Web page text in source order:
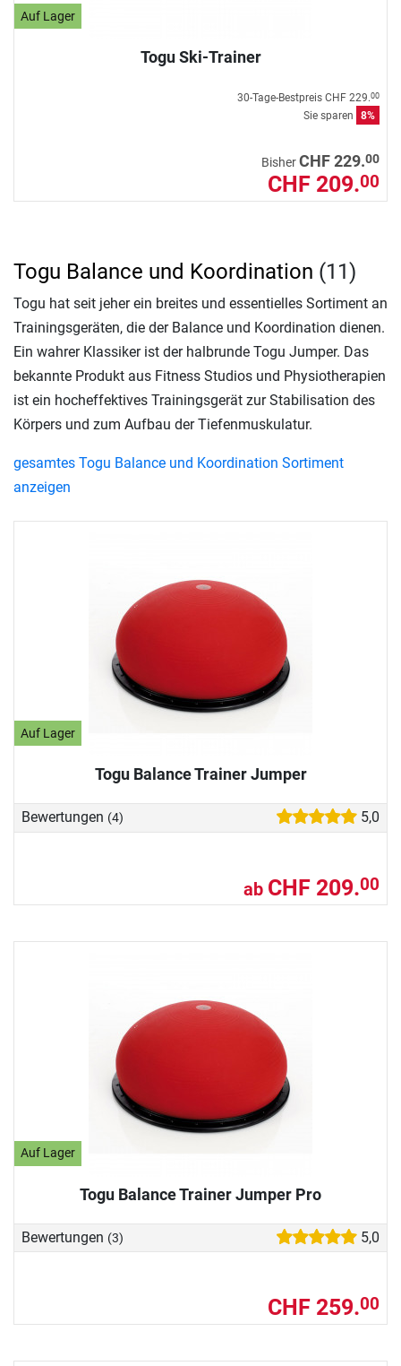
Auf Lager
Togu Ski-Trainer
30-Tage-Bestpreis CHF 229.00
Sie sparen 8%
BisherCHF 229.00
CHF 209.00
Auf Lager
Togu Balance Trainer Jumper
Bewertungen (4) 5,0
ab CHF 209.00
Auf Lager
Togu Balance Trainer Jumper Pro
Bewertungen (3) 5,0
CHF 259.00
Togu Balance und Koordination (11)
Togu hat seit jeher ein breites und essentielles Sortiment an
Trainingsgeräten, die der Balance und Koordination dienen.
Ein wahrer Klassiker ist der halbrunde Togu Jumper. Das
bekannte Produkt aus Fitness Studios und Physiotherapien
ist ein hocheffektives Trainingsgerät zur Stabilisation des
Körpers und zum Aufbau der Tiefenmuskulatur.
gesamtes Togu Balance und Koordination Sortiment
anzeigen